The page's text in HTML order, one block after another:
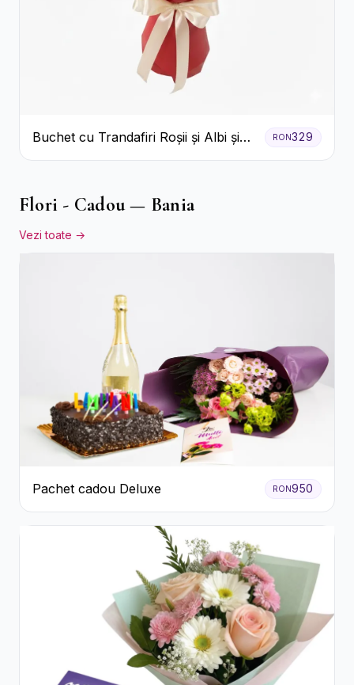
Buchet cu Trandafiri Roșii și Albi și
Gypsophila
RON329
Flori - Cadou — Bania
Vezi toate →
Pachet cadou Deluxe RON950